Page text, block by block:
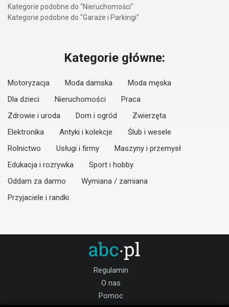
Kategorie podobne do "Nieruchomości"
Kategorie podobne do "Garaże i Parkingi"
Kategorie główne:
Motoryzacja Moda damska
Moda męska
Dla dzieci
Nieruchomości
Praca
Zdrowie i uroda
Dom i ogród
Zwierzęta
Elektronika
Antyki i kolekcje
Ślub i wesele
Rolnictwo
Usługi i firmy
Maszyny i przemysł
Edukacja i rozrywka
Sport i hobby
Oddam za darmo
Wymiana / zamiana
Przyjaciele i randki
Regulamin
O nas
Pomoc